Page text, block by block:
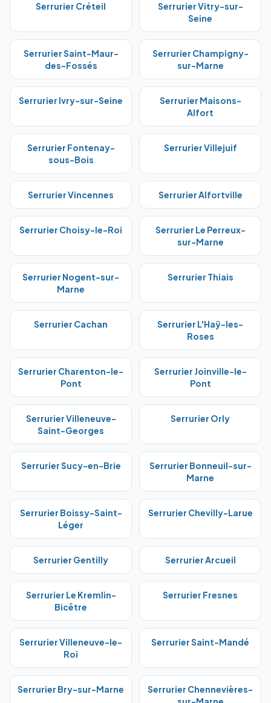
Serrurier Créteil SerrurierVitry-sur-
Seine
SerrurierSaint-Maur-
des-Fossés
Serrurier Champigny-
sur-Marne
Serrurier Ivry-sur-Seine Serrurier Maisons-
Alfort
Serrurier Fontenay-
sous-Bois
SerrurierVillejuif
SerrurierVincennes SerrurierAlfortville
Serrurier Choisy-le-Roi Serrurier Le Perreux-
sur-Marne
Serrurier Nogent-sur-
Marne
Serrurier Thiais
Serrurier Cachan Serrurier L'Haÿ-les-
Roses
Serrurier Charenton-le-
Pont
Serrurier Joinville-le-
Pont
SerrurierVilleneuve-
Saint-Georges
Serrurier Orly
SerrurierSucy-en-Brie Serrurier Bonneuil-sur-
Marne
Serrurier Boissy-Saint-
Léger
Serrurier Chevilly-Larue
Serrurier Gentilly SerrurierArcueil
Serrurier Le Kremlin-
Bicêtre
Serrurier Fresnes
SerrurierVilleneuve-le-
Roi
SerrurierSaint-Mandé
Serrurier Bry-sur-Marne Serrurier Chennevières-